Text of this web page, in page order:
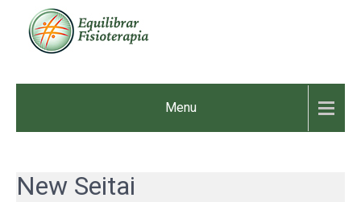
content
EQUILIBRAR
FISIOTERAPIA
no nosso site e saiba
Menu
New Seitai